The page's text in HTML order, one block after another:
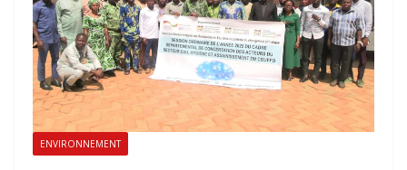
ENVIRONNEMENT